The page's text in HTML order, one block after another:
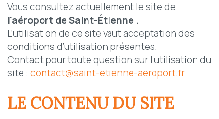
Vous consultez actuellement le site de
l'aéroport de Saint-Étienne .
L’utilisation de ce site vaut acceptation des
conditions d’utilisation présentes.
Contact pour toute question sur l’utilisation du
site : contact@saint-etienne-aeroport.fr
LE CONTENU DU SITE